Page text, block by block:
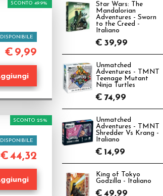
DISPONIBILE
SCONTO 49.9%
€ 9,99
DISPONIBILE
SCONTO 25%
€44,32
Star Wars: The
Mandalorian
Adventures - Sworn
to the Creed -
Italiano
€ 39,99
Unmatched
Adventures - TMNT
Teenage Mutant
Ninja Turtles
€ 74,99
Unmatched
Adventures - TMNT
Shredder Vs Krang -
Italiano
€ 14,99
King of Tokyo
Godzilla - Italiano
€ 49,99